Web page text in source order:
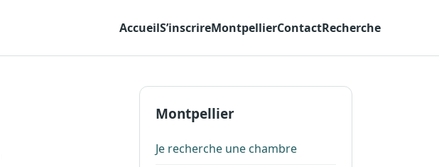
AccueilS’inscrireMontpellierContactRecherche
Montpellier
Je recherche une chambre